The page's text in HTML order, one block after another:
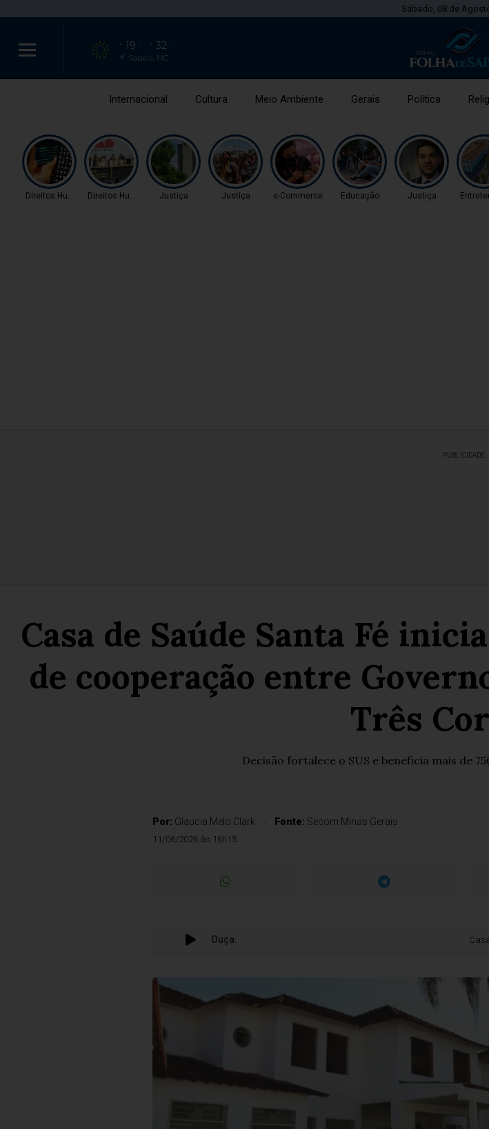
Sábado, 08 de
19 32
Sabará, MG
Internacional Cultura Meio Ambiente Gerais Política
Direitos HumanosDireitos Humanos Justiça Justiça e-Commerce Educação Justiça
PUBLICIDADE
Casa de Saúde Santa Fé
de cooperação entre
Três
Decisão fortalece o SUS e beneficia mais de
Por: Glaucia Melo Clark Fonte: Secom Minas Gerais
11/06/2026 às 16h15
Ouça: Casa de